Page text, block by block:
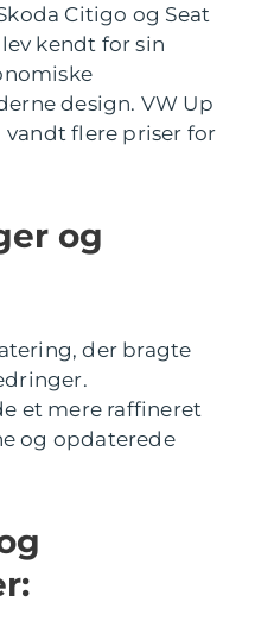
Citigo og Seat
kendt for sin
design. VW Up
vandt flere priser for
og
der bragte
et mere raffineret
og opdaterede